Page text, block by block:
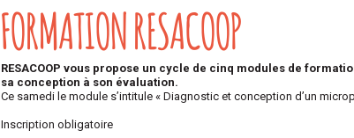
FORMATION RESACOOP
RESACOOP vous propose un cycle de cinq modules de
sa conception à son évaluation.
Ce samedi le module s’intitule « Diagnostic et conception d’un
Inscription obligatoire